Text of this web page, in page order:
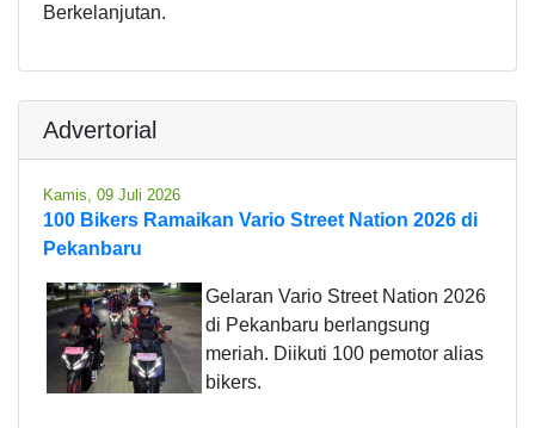
Berkelanjutan.
Advertorial
Kamis, 09 Juli 2026
100 Bikers Ramaikan Vario Street Nation 2026 di
Pekanbaru
Gelaran Vario Street Nation 2026
di Pekanbaru berlangsung
meriah. Diikuti 100 pemotor alias
bikers.